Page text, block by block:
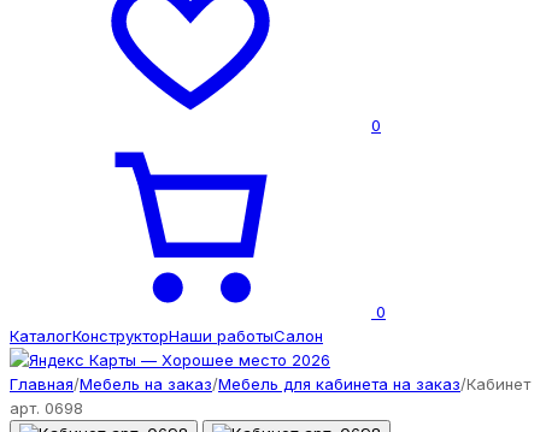
0
0
КаталогКонструкторНаши работыСалон
Главная/Мебель на заказ/Мебель для кабинета на заказ/Кабинет
арт. 0698